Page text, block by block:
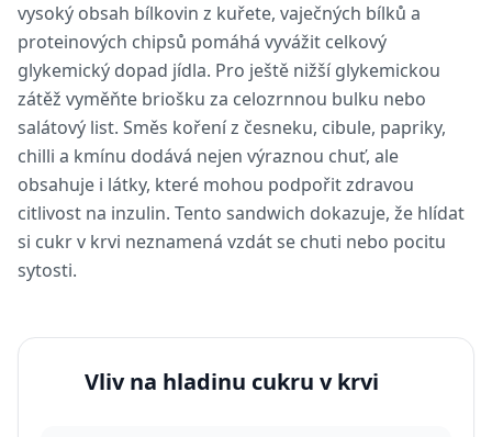
vysoký obsah bílkovin z kuřete, vaječných bílků a
proteinových chipsů pomáhá vyvážit celkový
glykemický dopad jídla. Pro ještě nižší glykemickou
zátěž vyměňte briošku za celozrnnou bulku nebo
salátový list. Směs koření z česneku, cibule, papriky,
chilli a kmínu dodává nejen výraznou chuť, ale
obsahuje i látky, které mohou podpořit zdravou
citlivost na inzulin. Tento sandwich dokazuje, že hlídat
si cukr v krvi neznamená vzdát se chuti nebo pocitu
sytosti.
Vliv na hladinu cukru v krvi